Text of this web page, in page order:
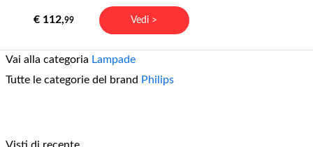
€ 112,99 Vedi >
Vai alla categoria Lampade
Tutte le categorie del brand Philips